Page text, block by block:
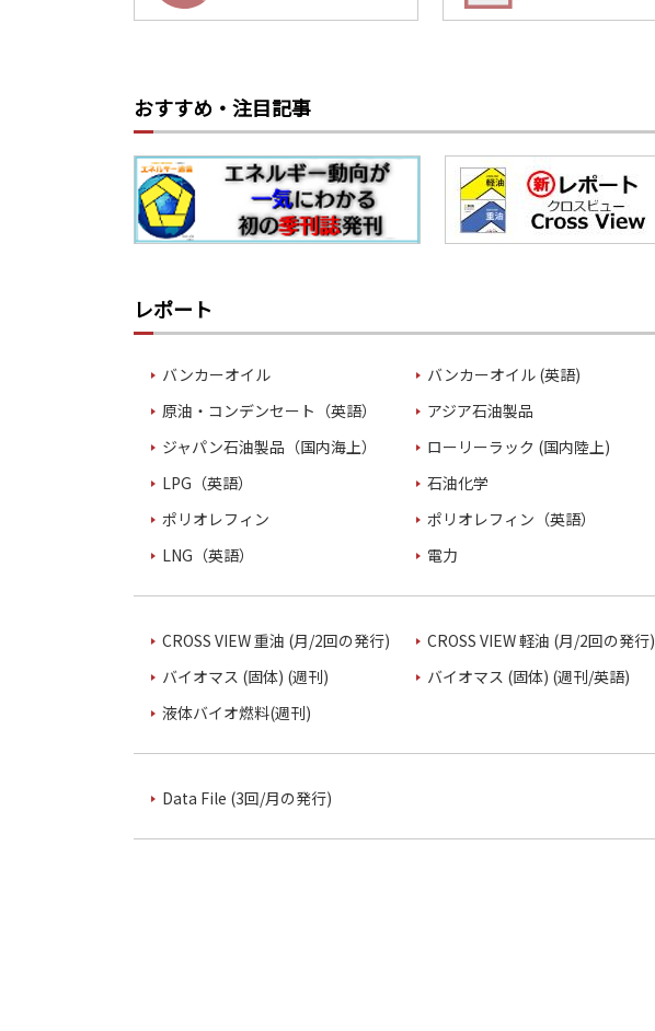
おすすめ・注目記事
レポート
バンカーオイル バンカーオイル (英語)
原油・コンデンセート（英語）
アジア石油製品
ジャパン石油製品（国内海上）
ローリーラック (国内陸上)
LPG（英語）
石油化学
ポリオレフィン
ポリオレフィン（英語）
LNG（英語）
電力
CROSS VIEW 重油 (月/2回の発行) CROSS VIEW 軽油 (月/2回の発行)
バイオマス (固体) (週刊)
バイオマス (固体) (週刊/英語)
液体バイオ燃料(週刊)
Data File (3回/月の発行)